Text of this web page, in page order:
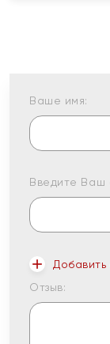
Ваше имя:
Введите Ваш
Отзыв: